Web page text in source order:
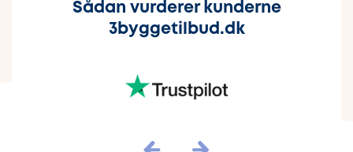
Sådan vurderer kunderne
3byggetilbud.dk